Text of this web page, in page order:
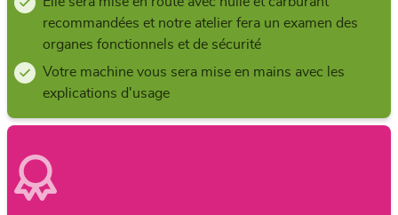
recommandées et notre atelier fera un examen des
organes fonctionnels et de sécurité
Votre machine vous sera mise en mains avec les
explications d'usage